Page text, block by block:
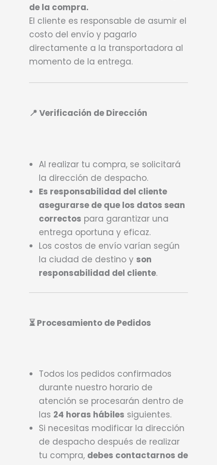
de la compra.
El cliente es responsable de asumir el
costo del envío y pagarlo
directamente a la transportadora al
momento de la entrega.
📍 Verificación de Dirección
Al realizar tu compra, se solicitará
la dirección de despacho.
Es responsabilidad del cliente
asegurarse de que los datos sean
correctos para garantizar una
entrega oportuna y eficaz.
Los costos de envío varían según
la ciudad de destino y son
responsabilidad del cliente.
⏳ Procesamiento de Pedidos
Todos los pedidos confirmados
durante nuestro horario de
atención se procesarán dentro de
las 24 horas hábiles siguientes.
Si necesitas modificar la dirección
de despacho después de realizar
tu compra, debes contactarnos de